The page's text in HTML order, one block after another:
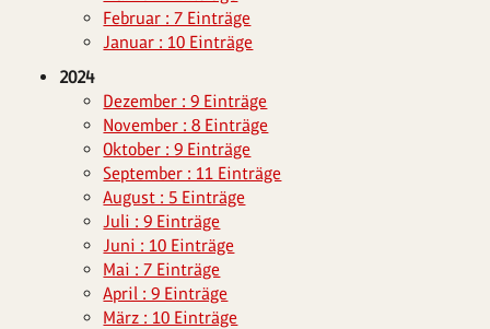
Februar : 7 Einträge
Januar : 10 Einträge
2024
Dezember : 9 Einträge
November : 8 Einträge
Oktober : 9 Einträge
September : 11 Einträge
August : 5 Einträge
Juli : 9 Einträge
Juni : 10 Einträge
Mai : 7 Einträge
April : 9 Einträge
März : 10 Einträge